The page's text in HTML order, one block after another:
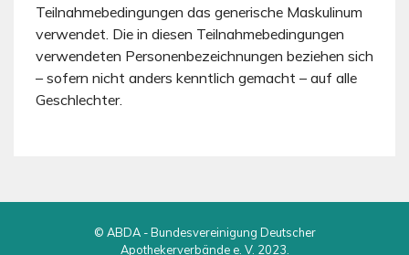
Teilnahmebedingungen das generische Maskulinum
verwendet. Die in diesen Teilnahmebedingungen
verwendeten Personenbezeichnungen beziehen sich
– sofern nicht anders kenntlich gemacht – auf alle
Geschlechter.
© ABDA - Bundesvereinigung Deutscher
Apothekerverbände e. V. 2023.